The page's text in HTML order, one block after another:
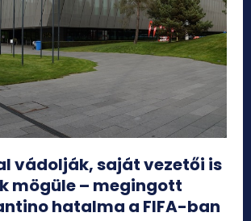
vádolják, saját vezetői is
mögüle – megingott
hatalma a FIFA-ban